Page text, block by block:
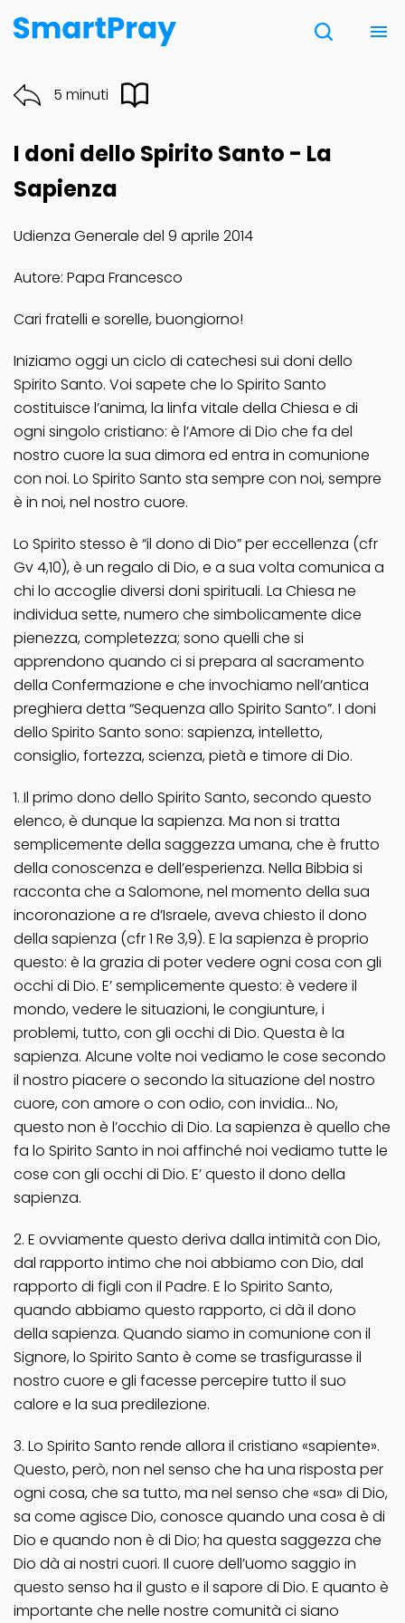
Chi siamo
Contatti
Donazione
Note Legali
5 minuti
I doni dello Spirito Santo - La
Sapienza
Udienza Generale del 9 aprile 2014
Autore: Papa Francesco
Cari fratelli e sorelle, buongiorno!
Iniziamo oggi un ciclo di catechesi sui doni dello
Spirito Santo. Voi sapete che lo Spirito Santo
costituisce l’anima, la linfa vitale della Chiesa e di
ogni singolo cristiano: è l’Amore di Dio che fa del
nostro cuore la sua dimora ed entra in comunione
con noi. Lo Spirito Santo sta sempre con noi, sempre
è in noi, nel nostro cuore.
Lo Spirito stesso è “il dono di Dio” per eccellenza (cfr
Gv 4,10), è un regalo di Dio, e a sua volta comunica a
chi lo accoglie diversi doni spirituali. La Chiesa ne
individua sette, numero che simbolicamente dice
pienezza, completezza; sono quelli che si
apprendono quando ci si prepara al sacramento
della Confermazione e che invochiamo nell’antica
preghiera detta “Sequenza allo Spirito Santo”. I doni
dello Spirito Santo sono: sapienza, intelletto,
consiglio, fortezza, scienza, pietà e timore di Dio.
1. Il primo dono dello Spirito Santo, secondo questo
elenco, è dunque la sapienza. Ma non si tratta
semplicemente della saggezza umana, che è frutto
della conoscenza e dell’esperienza. Nella Bibbia si
racconta che a Salomone, nel momento della sua
incoronazione a re d’Israele, aveva chiesto il dono
della sapienza (cfr 1 Re 3,9). E la sapienza è proprio
questo: è la grazia di poter vedere ogni cosa con gli
occhi di Dio. E’ semplicemente questo: è vedere il
mondo, vedere le situazioni, le congiunture, i
problemi, tutto, con gli occhi di Dio. Questa è la
sapienza. Alcune volte noi vediamo le cose secondo
il nostro piacere o secondo la situazione del nostro
cuore, con amore o con odio, con invidia… No,
questo non è l’occhio di Dio. La sapienza è quello che
fa lo Spirito Santo in noi affinché noi vediamo tutte le
cose con gli occhi di Dio. E’ questo il dono della
sapienza.
2. E ovviamente questo deriva dalla intimità con Dio,
dal rapporto intimo che noi abbiamo con Dio, dal
rapporto di figli con il Padre. E lo Spirito Santo,
quando abbiamo questo rapporto, ci dà il dono
della sapienza. Quando siamo in comunione con il
Signore, lo Spirito Santo è come se trasfigurasse il
nostro cuore e gli facesse percepire tutto il suo
calore e la sua predilezione.
3. Lo Spirito Santo rende allora il cristiano «sapiente».
Questo, però, non nel senso che ha una risposta per
ogni cosa, che sa tutto, ma nel senso che «sa» di Dio,
sa come agisce Dio, conosce quando una cosa è di
Dio e quando non è di Dio; ha questa saggezza che
Dio dà ai nostri cuori. Il cuore dell’uomo saggio in
questo senso ha il gusto e il sapore di Dio. E quanto è
importante che nelle nostre comunità ci siano